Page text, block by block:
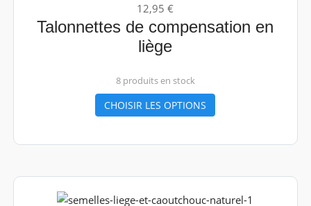
12,95 €
Talonnettes de compensation en
liège
8 produits en stock
CHOISIR LES OPTIONS